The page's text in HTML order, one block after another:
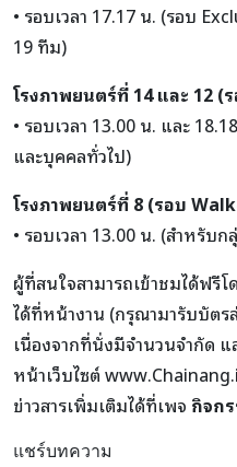
• รอบเวลา 17.17 น. (รอบ
19 ทีม)
โรงภาพยนตร์ที่ 14 และ 12
• รอบเวลา 13.00 น. และ
และบุคคลทั่วไป)
โรงภาพยนตร์ที่ 8 (รอบ
• รอบเวลา 13.00 น. (สำหรั
ผู้ที่สนใจสามารถเข้าชมได้ฟรี
ได้ที่หน้างาน (กรุณามารับบัตร
เนื่องจากที่นั่งมีจำนวนจำกัด
หน้าเว็บไซต์
ข่าวสารเพิ่มเติมได้ที่เพจ กิจก
แชร์บทความ